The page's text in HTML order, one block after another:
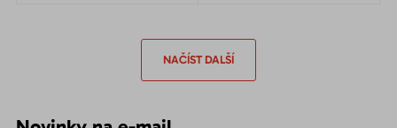
NAČÍST DALŠÍ